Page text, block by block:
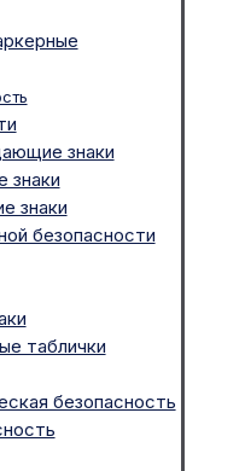
знаки
знаки
знаки
безопасности
таблички
безопасность